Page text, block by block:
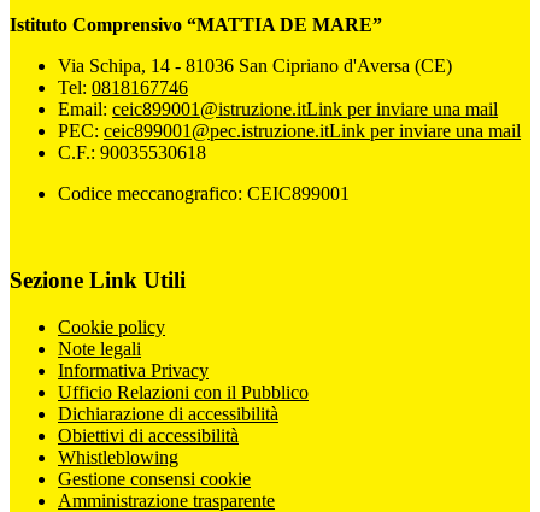
Istituto Comprensivo “MATTIA DE MARE”
Via Schipa, 14 - 81036 San Cipriano d'Aversa (CE)
Tel: 0818167746
Email: ceic899001@istruzione.itLink per inviare una mail
PEC: ceic899001@pec.istruzione.itLink per inviare una mail
C.F.: 90035530618
Codice meccanografico: CEIC899001
Sezione Link Utili
Cookie policy
Note legali
Informativa Privacy
Ufficio Relazioni con il Pubblico
Dichiarazione di accessibilità
Obiettivi di accessibilità
Whistleblowing
Gestione consensi cookie
Amministrazione trasparente